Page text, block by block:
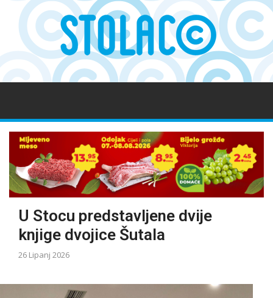
U Stocu predstavljene dvije
knjige dvojice Šutala
26 Lipanj 2026